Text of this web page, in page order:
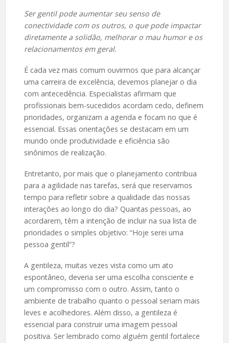
Ser gentil pode aumentar seu senso de
conectividade com os outros, o que pode impactar
diretamente a solidão, melhorar o mau humor e os
relacionamentos em geral.
É cada vez mais comum ouvirmos que para alcançar
uma carreira de excelência, devemos planejar o dia
com antecedência. Especialistas afirmam que
profissionais bem-sucedidos acordam cedo, definem
prioridades, organizam a agenda e focam no que é
essencial. Essas orientações se destacam em um
mundo onde produtividade e eficiência são
sinônimos de realização.
Entretanto, por mais que o planejamento contribua
para a agilidade nas tarefas, será que reservamos
tempo para refletir sobre a qualidade das nossas
interações ao longo do dia? Quantas pessoas, ao
acordarem, têm a intenção de incluir na sua lista de
prioridades o simples objetivo: “Hoje serei uma
pessoa gentil”?
A gentileza, muitas vezes vista como um ato
espontâneo, deveria ser uma escolha consciente e
um compromisso com o outro. Assim, tanto o
ambiente de trabalho quanto o pessoal seriam mais
leves e acolhedores. Além disso, a gentileza é
essencial para construir uma imagem pessoal
positiva. Ser lembrado como alguém gentil fortalece